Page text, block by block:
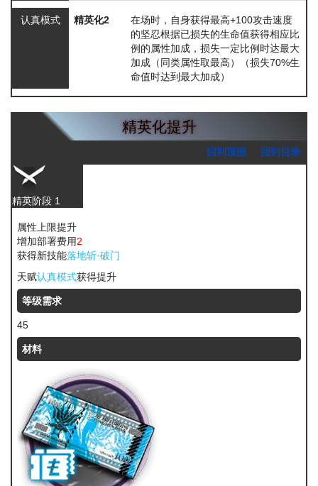
认真模式 精英化2
在场时，自身获得最高+100攻击速度
的坚忍根据已损失的生命值获得相应比
例的属性加成，损失一定比例时达最大
加成（同类属性取最高）
（损失70%生
命值时达到最大加成）
精英化提升
回到顶部 回到目录
精英阶段 1
属性上限提升
增加部署费用2
获得新技能落地斩·破门
天赋认真模式获得提升
等级需求
45
材料